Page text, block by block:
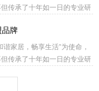
传承了十年如一日的专业研
上的创新，突破性地解决了
技术难题，提升产品市场核
品牌
家居，畅享生活”为使命，
传承了十年如一日的专业研
上的创新，突破性地解决了